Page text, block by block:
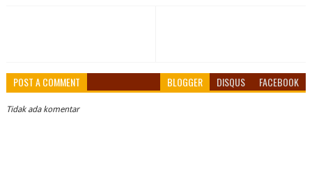
POST A COMMENT BLOGGER DISQUS FACEBOOK
Tidak ada komentar